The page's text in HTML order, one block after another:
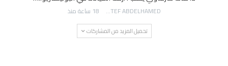
AWATEF ABDELHAMED 18 ساعة منذ
تحميل المزيد من المشاركات